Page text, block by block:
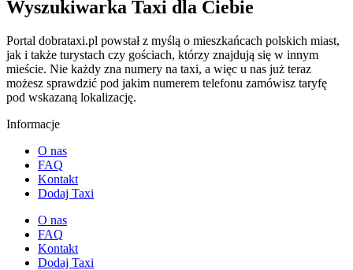
Wyszukiwarka Taxi dla Ciebie
Portal dobrataxi.pl powstał z myślą o mieszkańcach polskich miast,
jak i także turystach czy gościach, którzy znajdują się w innym
mieście. Nie każdy zna numery na taxi, a więc u nas już teraz
możesz sprawdzić pod jakim numerem telefonu zamówisz taryfę
pod wskazaną lokalizację.
Informacje
O nas
FAQ
Kontakt
Dodaj Taxi
O nas
FAQ
Kontakt
Dodaj Taxi